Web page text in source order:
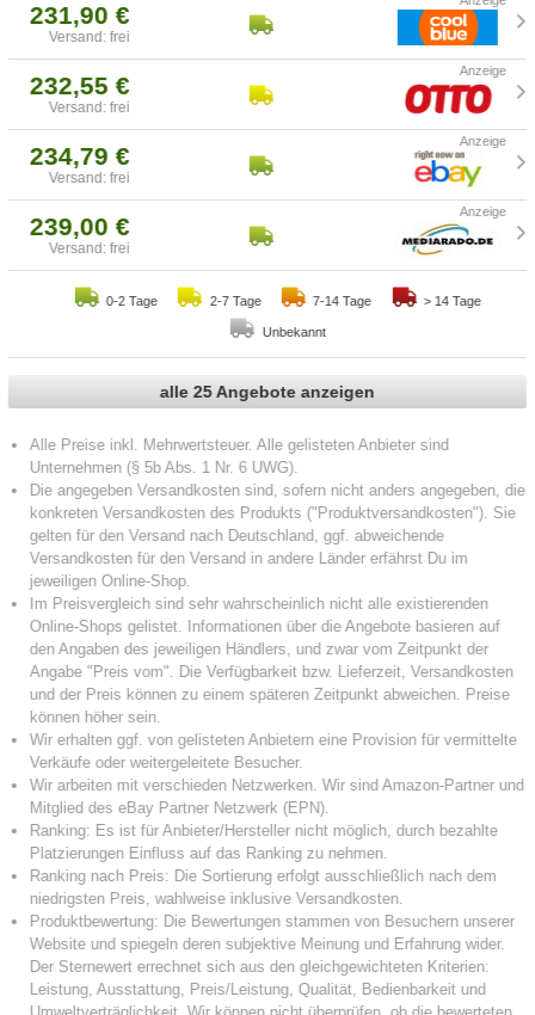
231,90 €
Versand: frei
232,55 €
Versand: frei
234,79 €
Versand: frei
239,00 €
Versand: frei
0-2 Tage 2-7 Tage 7-14 Tage > 14 Tage
Unbekannt
alle 25 Angebote anzeigen